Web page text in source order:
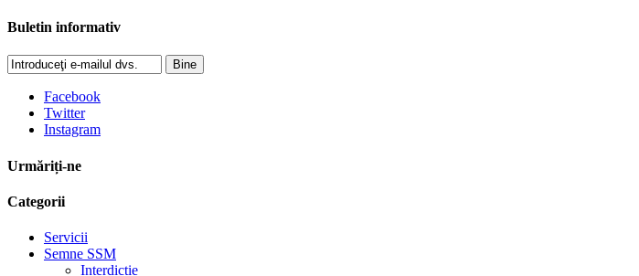
Buletin informativ
Bine
Facebook
Twitter
Instagram
Urmăriți-ne
Categorii
Servicii
Semne SSM
Interdictie